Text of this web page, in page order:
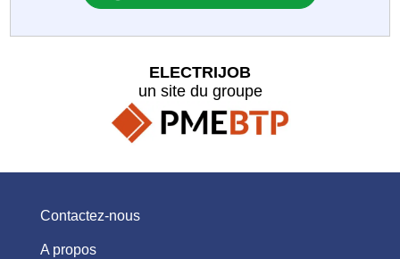
ELECTRIJOB
un site du groupe
Contactez-nous
A propos